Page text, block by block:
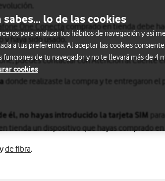
One Conecta
comprado en tienda debe
haya sido usado.
puedes contactar con Atención al Cliente
donde realizaste la compra y te entregaron
él, no hayas introducido la tarjeta SIM
tienda un dispositivo que hayas comprado en
de fibra.
sabes... lo de las cookies
para analizar tus hábitos de navegación y así
a tus preferencia. Al aceptar las cookies
de tu navegador y no te llevará más de 4
cookies